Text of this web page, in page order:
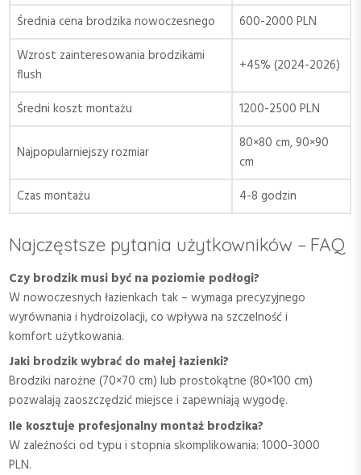
Średnia cena brodzika nowoczesnego
600-2000 PLN
Wzrost zainteresowania brodzikami
flush
+45% (2024-2026)
Średni koszt montażu 1200-2500 PLN
Najpopularniejszy rozmiar
80×80 cm, 90×90
cm
Czas montażu
4-8 godzin
Najczęstsze pytania użytkowników – FAQ
Czy brodzik musi być na poziomie podłogi?
W nowoczesnych łazienkach tak – wymaga precyzyjnego
wyrównania i hydroizolacji, co wpływa na szczelność i
komfort użytkowania.
Jaki brodzik wybrać do małej łazienki?
Brodziki narożne (70×70 cm) lub prostokątne (80×100 cm)
pozwalają zaoszczędzić miejsce i zapewniają wygodę.
Ile kosztuje profesjonalny montaż brodzika?
W zależności od typu i stopnia skomplikowania: 1000-3000
PLN.